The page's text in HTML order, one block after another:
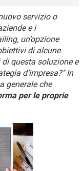
10
10
servizio o
e i
un’opzione
di alcune
questa soluzione e
d’impresa?" In
generale che
per le proprie